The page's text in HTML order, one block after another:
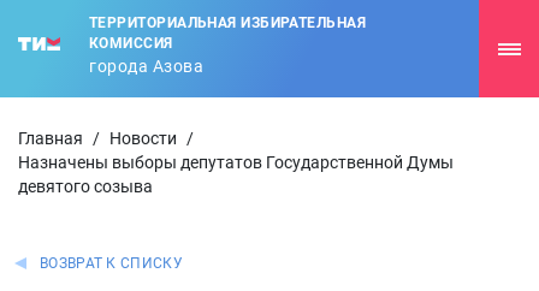
ТЕРРИТОРИАЛЬНАЯ ИЗБИРАТЕЛЬНАЯ
КОМИССИЯ
города Азова
Главная / Новости
/
Назначены выборы депутатов Государственной Думы
девятого созыва
ВОЗВРАТ К СПИСКУ